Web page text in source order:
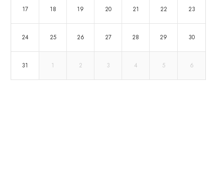
17 18 19 20 21 22 23
24 25 26 27 28 29 30
31 1 2 3 4 5 6